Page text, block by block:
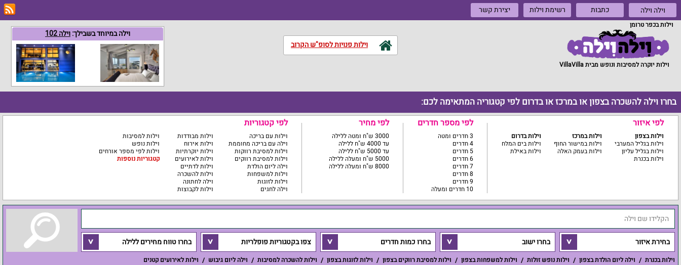
וילה וילה כתבות רשימת וילות יצירת קשר
וילות בכפר טרומן
וילות פנויות לסופ"ש הקרוב
וילה במיוחד בשבילך:וילה 102
וילות יוקרה למסיבות ונופש מבית VillaVilla
בחרו וילה להשכרה בצפון או במרכז או בדרום לפי קטגוריה המתאימה לכם:
לפי איזור
וילות בצפון
וילות בגליל המערבי
וילות בגליל עליון
וילות בכנרת
וילות במרכז
וילות במישור החוף
וילות בעמק האלה
וילות בדרום
וילות בים המלח
וילות באילת
לפי מספר חדרים
3 חדרים ומטה
4 חדרים
5 חדרים
6 חדרים
7 חדרים
8 חדרים
9 חדרים
10 חדרים ומעלה
לפי מחיר
3000 ש"ח ומטה ללילה
עד 4000 ש"ח ללילה
עד 5000 ש"ח ללילה
5000 ש"ח ומעלה ללילה
8000 ש"ח ומעלה ללילה
לפי קטגוריות
וילות עם בריכה
וילה עם בריכה מחוממת
וילות למסיבת רווקות
וילות למסיבת רווקים
וילה ליום הולדת
וילות למשפחות
וילות לזוגות
וילה לחגים
וילות מבודדות
וילות אירוח
וילות יוקרתיות
וילות לאירועים
וילות לדתיים
וילות להשכרה
וילה לחתונה
וילות לקבוצות
וילות למסיבות
וילות נופש
וילות לפי מספר אורחים
קטגוריות נוספות
בחירת איזור בחרו ישוב בחרו כמות חדרים צפו בקטגוריות פופלריות בחרו טווח מחירים ללילה
וילות בכנרת וילה ליום הולדת בצפון וילות נופש זולות וילות למשפחות בצפון וילות למסיבת רווקים בצפון וילות לזוגות בצפון וילות להשכרה למסיבות וילה ליום גיבוש וילות לאירועים קטנים